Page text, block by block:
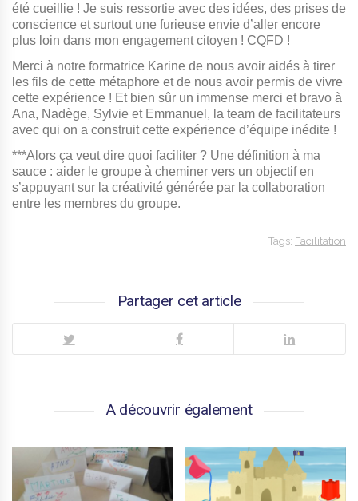
été cueillie ! Je suis ressortie avec des idées, des prises de
conscience et surtout une furieuse envie d’aller encore
plus loin dans mon engagement citoyen ! CQFD !
Merci à notre formatrice Karine de nous avoir aidés à tirer
les fils de cette métaphore et de nous avoir permis de vivre
cette expérience ! Et bien sûr un immense merci et bravo à
Ana, Nadège, Sylvie et Emmanuel, la team de facilitateurs
avec qui on a construit cette expérience d’équipe inédite !
***Alors ça veut dire quoi faciliter ? Une définition à ma
sauce : aider le groupe à cheminer vers un objectif en
s’appuyant sur la créativité générée par la collaboration
entre les membres du groupe.
Tags: Facilitation
Partager cet article
A découvrir également